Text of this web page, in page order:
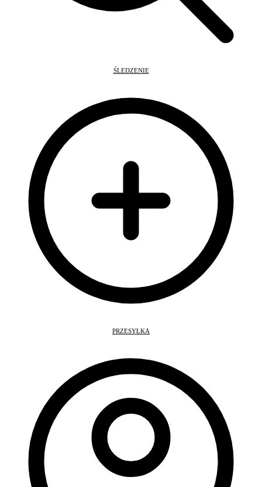
ŚLEDZENIE
PRZESYŁKA